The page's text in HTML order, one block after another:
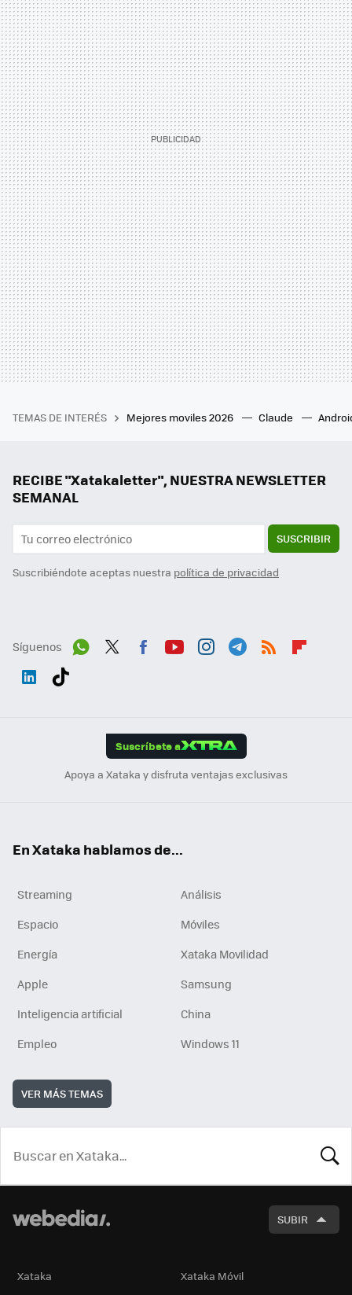
TEMAS DE INTERÉS Mejores moviles 2026 Claude
RECIBE "Xatakaletter", NUESTRA NEWSLETTER
SEMANAL
SUSCRIBIR
Suscribiéndote aceptas nuestra política de privacidad
Síguenos
Suscríbete a
Apoya a Xataka y disfruta ventajas exclusivas
En Xataka hablamos de...
Streaming
Análisis
Espacio
Móviles
Energía
Xataka Movilidad
Apple
Samsung
Inteligencia artificial
China
Empleo
Windows 11
VER MÁS TEMAS
SUBIR
Xataka Xataka Móvil